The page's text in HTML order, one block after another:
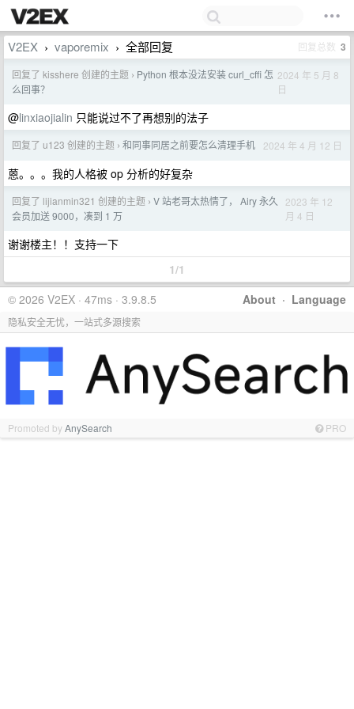
V2EX › vaporemix › 全部回复 回复总数 3
回复了 kisshere 创建的主题 › Python 根本没法安装 curl_cffi 怎
么回事？
2024 年 5 月 8
日
@linxiaojialin 只能说过不了再想别的法子
回复了 u123 创建的主题 › 和同事同居之前要怎么清理手机 2024 年 4 月 12 日
蒽。。。我的人格被 op 分析的好复杂
回复了 lijianmin321 创建的主题 › V 站老哥太热情了， Airy 永久
会员加送 9000，凑到 1 万
2023 年 12
月 4 日
谢谢楼主！！支持一下
1/1
About · Language
© 2026 V2EX · 47ms · 3.9.8.5
隐私安全无忧，一站式多源搜索
Promoted byAnySearch PRO